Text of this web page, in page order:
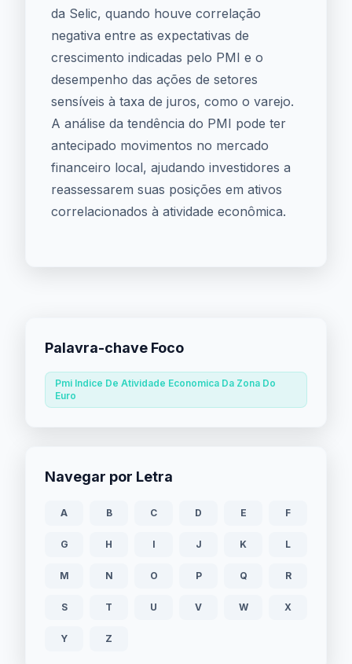
da Selic, quando houve correlação
negativa entre as expectativas de
crescimento indicadas pelo PMI e o
desempenho das ações de setores
sensíveis à taxa de juros, como o varejo.
A análise da tendência do PMI pode ter
antecipado movimentos no mercado
financeiro local, ajudando investidores a
reassessarem suas posições em ativos
correlacionados à atividade econômica.
Palavra-chave Foco
Pmi Indice De Atividade Economica Da Zona Do
Euro
Navegar por Letra
A B C D E F
G H I J K L
M N O P Q R
S T U V W X
Y Z